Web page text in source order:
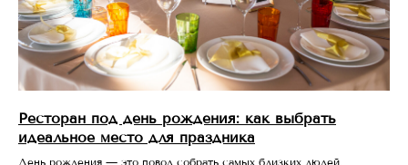
Ресторан под день рождения: как выбрать
идеальное место для праздника
День рождения — это повод собрать самых близких людей,